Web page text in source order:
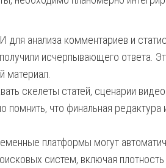
для анализа комментариев и
исчерпывающего ответа.
материал.
скелеты статей, сценарии
помнить, что финальная редактура
платформы могут
систем, включая